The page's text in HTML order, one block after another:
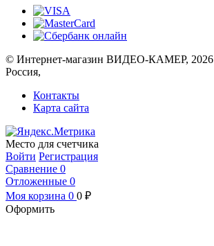
© Интернет-магазин ВИДЕО-КАМЕР, 2026
Россия,
Контакты
Карта сайта
Место для счетчика
Войти Регистрация
Сравнение 0
Отложенные 0
Моя корзина 0 0 ₽
Оформить